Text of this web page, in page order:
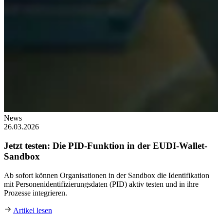
News
26.03.2026
Jetzt testen: Die PID-Funktion in der EUDI-Wallet-
Sandbox
Ab sofort können Organisationen in der Sandbox die Identifikation
mit Personenidentifizierungsdaten (PID) aktiv testen und in ihre
Prozesse integrieren.
Artikel lesen